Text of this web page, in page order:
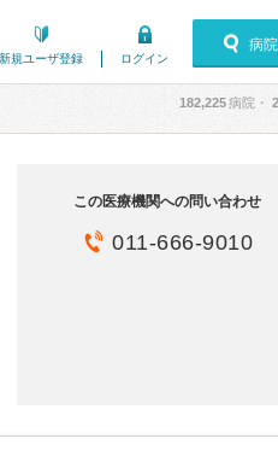
新規ユーザ登録 ログイン
病
182,225病院・
この医療機関への問い合わせ
011-666-9010